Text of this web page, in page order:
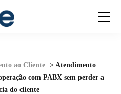
ao Cliente > Atendimento
com PABX sem perder a
do cliente